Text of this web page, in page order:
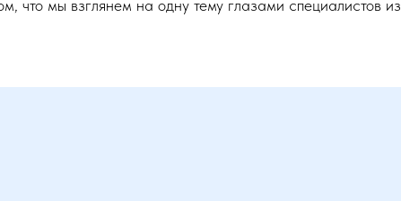
что мы взглянем на одну тему глазами специалистов из